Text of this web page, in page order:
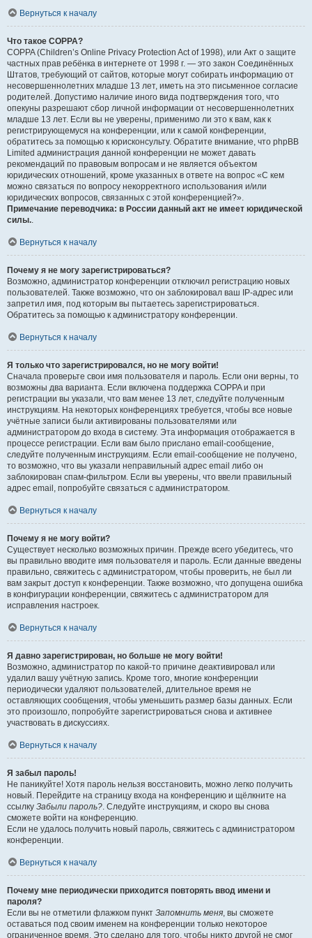
Вернуться к началу
Что такое COPPA?
COPPA (Children’s Online Privacy Protection Act of 1998), или Акт о защите
частных прав ребёнка в интернете от 1998 г. — это закон Соединённых
Штатов, требующий от сайтов, которые могут собирать информацию от
несовершеннолетних младше 13 лет, иметь на это письменное согласие
родителей. Допустимо наличие иного вида подтверждения того, что
опекуны разрешают сбор личной информации от несовершеннолетних
младше 13 лет. Если вы не уверены, применимо ли это к вам, как к
регистрирующемуся на конференции, или к самой конференции,
обратитесь за помощью к юрисконсульту. Обратите внимание, что phpBB
Limited администрация данной конференции не может давать
рекомендаций по правовым вопросам и не является объектом
юридических отношений, кроме указанных в ответе на вопрос «С кем
можно связаться по вопросу некорректного использования и/или
юридических вопросов, связанных с этой конференцией?».
Примечание переводчика: в России данный акт не имеет юридической
силы..
Вернуться к началу
Почему я не могу зарегистрироваться?
Возможно, администратор конференции отключил регистрацию новых
пользователей. Также возможно, что он заблокировал ваш IP-адрес или
запретил имя, под которым вы пытаетесь зарегистрироваться.
Обратитесь за помощью к администратору конференции.
Вернуться к началу
Я только что зарегистрировался, но не могу войти!
Сначала проверьте свои имя пользователя и пароль. Если они верны, то
возможны два варианта. Если включена поддержка COPPA и при
регистрации вы указали, что вам менее 13 лет, следуйте полученным
инструкциям. На некоторых конференциях требуется, чтобы все новые
учётные записи были активированы пользователями или
администратором до входа в систему. Эта информация отображается в
процессе регистрации. Если вам было прислано email-сообщение,
следуйте полученным инструкциям. Если email-сообщение не получено,
то возможно, что вы указали неправильный адрес email либо он
заблокирован спам-фильтром. Если вы уверены, что ввели правильный
адрес email, попробуйте связаться с администратором.
Вернуться к началу
Почему я не могу войти?
Существует несколько возможных причин. Прежде всего убедитесь, что
вы правильно вводите имя пользователя и пароль. Если данные введены
правильно, свяжитесь с администратором, чтобы проверить, не был ли
вам закрыт доступ к конференции. Также возможно, что допущена ошибка
в конфигурации конференции, свяжитесь с администратором для
исправления настроек.
Вернуться к началу
Я давно зарегистрирован, но больше не могу войти!
Возможно, администратор по какой-то причине деактивировал или
удалил вашу учётную запись. Кроме того, многие конференции
периодически удаляют пользователей, длительное время не
оставляющих сообщения, чтобы уменьшить размер базы данных. Если
это произошло, попробуйте зарегистрироваться снова и активнее
участвовать в дискуссиях.
Вернуться к началу
Я забыл пароль!
Не паникуйте! Хотя пароль нельзя восстановить, можно легко получить
новый. Перейдите на страницу входа на конференцию и щёлкните на
ссылку Забыли пароль?. Следуйте инструкциям, и скоро вы снова
сможете войти на конференцию.
Если не удалось получить новый пароль, свяжитесь с администратором
конференции.
Вернуться к началу
Почему мне периодически приходится повторять ввод имени и
пароля?
Если вы не отметили флажком пункт Запомнить меня, вы сможете
оставаться под своим именем на конференции только некоторое
ограниченное время. Это сделано для того, чтобы никто другой не смог